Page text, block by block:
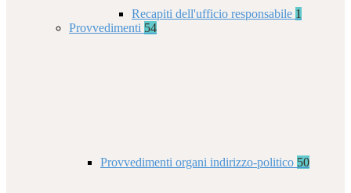
Recapiti dell'ufficio responsabile 1
Provvedimenti 54
Provvedimenti organi indirizzo-politico 50